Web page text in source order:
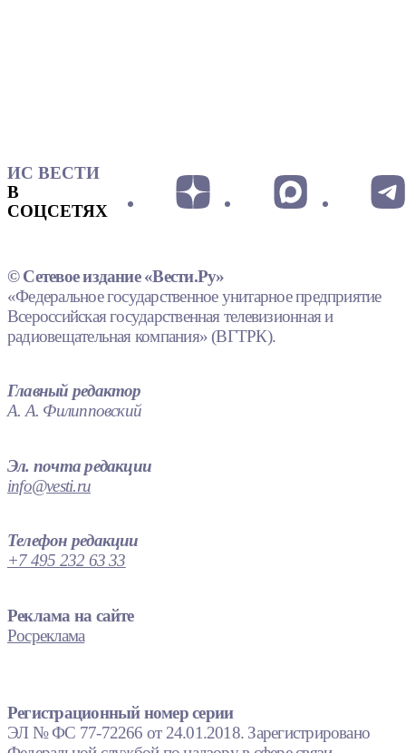
ИС ВЕСТИ
В
СОЦСЕТЯХ
© Сетевое издание «Вести.Ру»
«Федеральное государственное унитарное предприятие
Всероссийская государственная телевизионная и
радиовещательная компания» (ВГТРК).
Главный редактор
А. А. Филипповский
Эл. почта редакции
info@vesti.ru
Телефон редакции
+7 495 232 63 33
Реклама на сайте
Росреклама
Регистрационный номер серии
ЭЛ № ФС 77-72266 от 24.01.2018. Зарегистрировано